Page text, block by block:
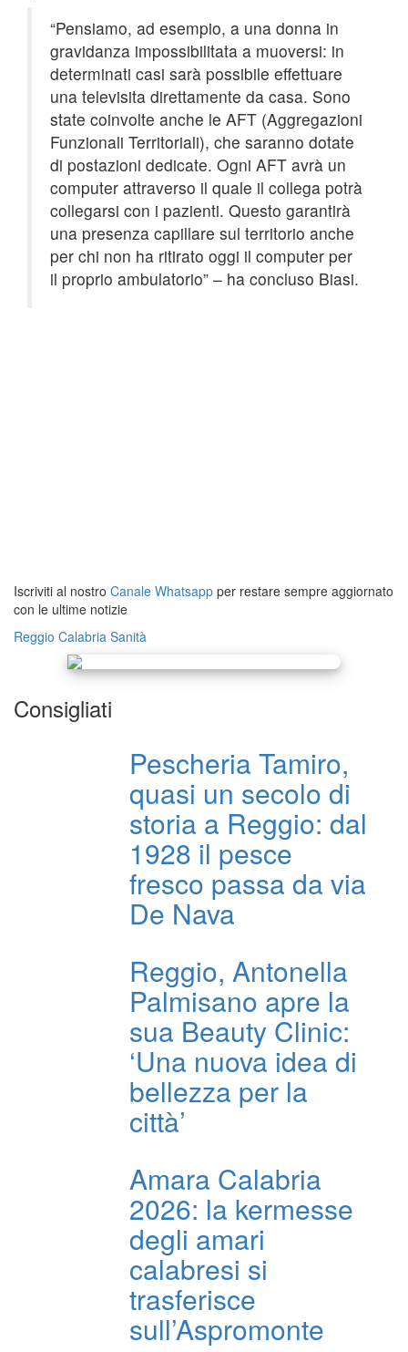
“Pensiamo, ad esempio, a una donna in
gravidanza impossibilitata a muoversi: in
determinati casi sarà possibile effettuare
una televisita direttamente da casa. Sono
state coinvolte anche le AFT (Aggregazioni
Funzionali Territoriali), che saranno dotate
di postazioni dedicate. Ogni AFT avrà un
computer attraverso il quale il collega potrà
collegarsi con i pazienti. Questo garantirà
una presenza capillare sul territorio anche
per chi non ha ritirato oggi il computer per
il proprio ambulatorio” – ha concluso Biasi.
Iscriviti al nostro Canale Whatsapp per restare sempre aggiornato
con le ultime notizie
Reggio Calabria Sanità
Consigliati
Pescheria Tamiro,
quasi un secolo di
storia a Reggio: dal
1928 il pesce
fresco passa da via
De Nava
Reggio, Antonella
Palmisano apre la
sua Beauty Clinic:
‘Una nuova idea di
bellezza per la
città’
Amara Calabria
2026: la kermesse
degli amari
calabresi si
trasferisce
sull’Aspromonte